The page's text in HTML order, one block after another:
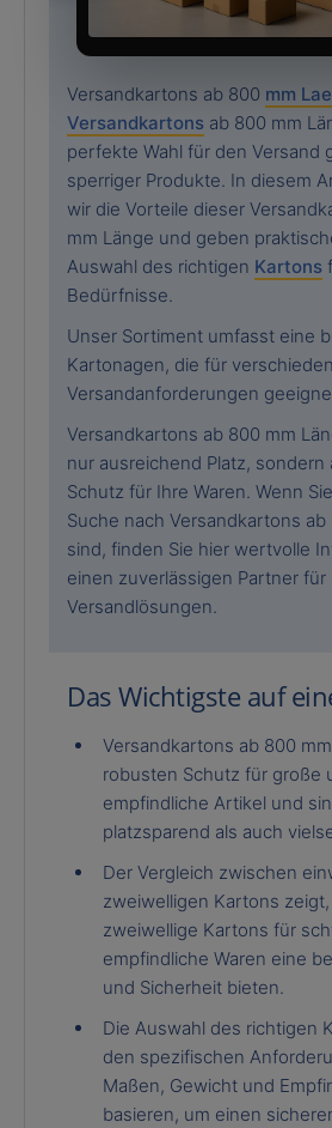
Versandkartons ab 800 mm
Versandkartons ab 800 mm
perfekte Wahl für den Versand
sperriger Produkte. In diesem
wir die Vorteile dieser
mm Länge und geben
Auswahl des richtigen Kartons
Bedürfnisse.
Unser Sortiment umfasst eine
Kartonagen, die für
Versandanforderungen
Versandkartons ab 800 mm
nur ausreichend Platz, sondern
Schutz für Ihre Waren. Wenn
Suche nach Versandkartons
sind, finden Sie hier wertvolle
einen zuverlässigen Partner für
Versandlösungen.
Das Wichtigste auf
Versandkartons ab 800
robusten Schutz für große
empfindliche Artikel und
platzsparend als auch
Der Vergleich zwischen
zweiwelligen Kartons
zweiwellige Kartons für
empfindliche Waren eine
und Sicherheit bieten.
Die Auswahl des richtigen
den spezifischen
Maßen, Gewicht und
basieren, um einen